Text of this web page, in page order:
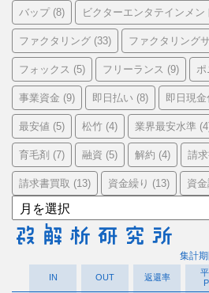
バップ(8) ビクターエンタテインメン
ファクタリング (33) ファクタリング
フォックス (5) フリーランス (9)
事業資金 (9) 即日払い (8) 即日現金
最安値 (5) 松竹 (4) 業界最安水準
育毛剤 (7) 融資 (5) 解約 (4) 請
請求書買取 (13) 資金繰り (13) 資
ア
ー
カ